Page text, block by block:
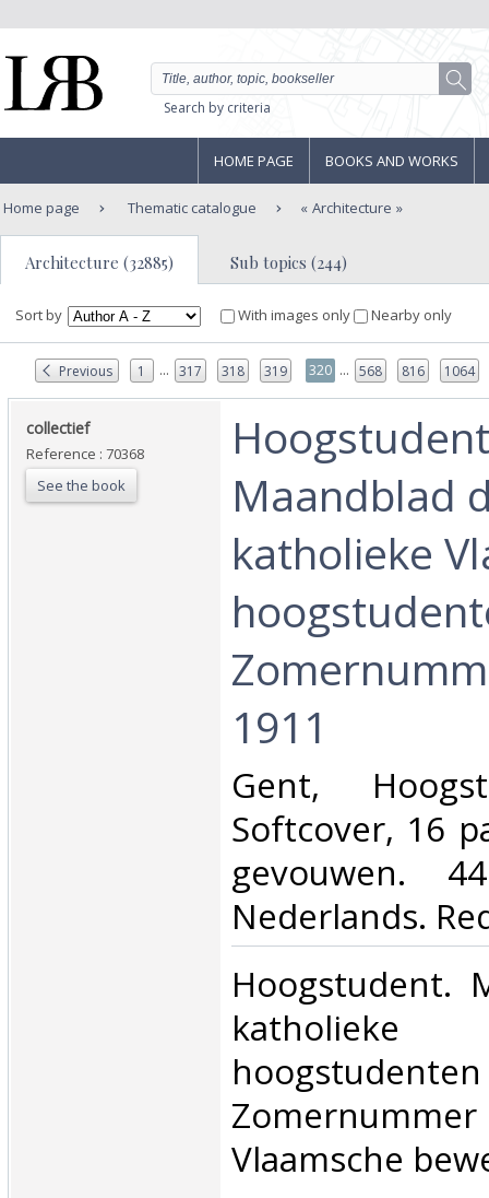
Search by criteria
HOME PAGE BOOKS AND WORKS
Home page Thematic catalogue Architecture
Architecture (32885) Sub topics (244)
Sort by With images only Nearby only
Previous 1 ... 317 318 319 320 ... 568 816 1064
‎collectief‎
Reference : 70368
See the book
Maandblad
katholieke
1911‎
‎Gent,
Softcover, 16
gevouwen.
Nederlands.
‎Hoogstudent.
katholieke
Vlaamsche